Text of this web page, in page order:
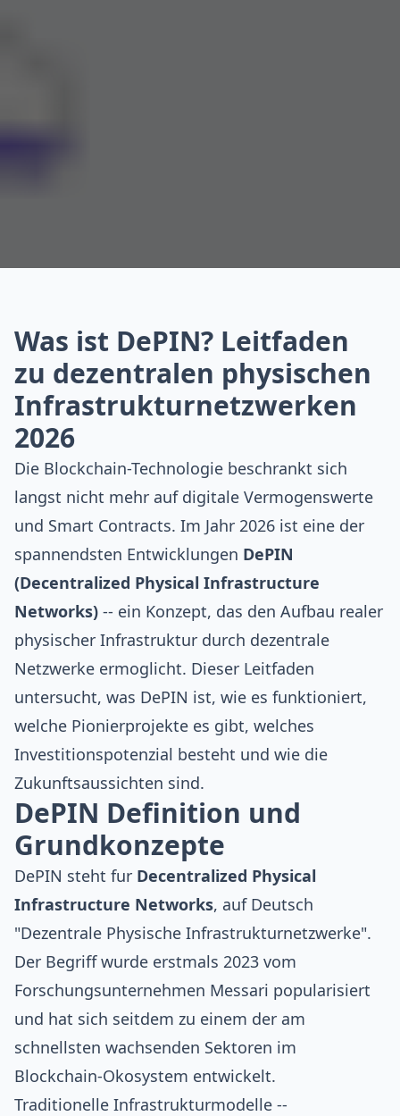
Was ist DePIN? Leitfaden
zu dezentralen physischen
Infrastrukturnetzwerken
2026
Die Blockchain-Technologie beschrankt sich
langst nicht mehr auf digitale Vermogenswerte
und Smart Contracts. Im Jahr 2026 ist eine der
spannendsten Entwicklungen DePIN
(Decentralized Physical Infrastructure
Networks) -- ein Konzept, das den Aufbau realer
physischer Infrastruktur durch dezentrale
Netzwerke ermoglicht. Dieser Leitfaden
untersucht, was DePIN ist, wie es funktioniert,
welche Pionierprojekte es gibt, welches
Investitionspotenzial besteht und wie die
Zukunftsaussichten sind.
DePIN Definition und
Grundkonzepte
DePIN steht fur Decentralized Physical
Infrastructure Networks, auf Deutsch
"Dezentrale Physische Infrastrukturnetzwerke".
Der Begriff wurde erstmals 2023 vom
Forschungsunternehmen Messari popularisiert
und hat sich seitdem zu einem der am
schnellsten wachsenden Sektoren im
Blockchain-Okosystem entwickelt.
Traditionelle Infrastrukturmodelle --